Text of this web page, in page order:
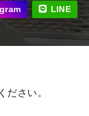
LINE
ださい。